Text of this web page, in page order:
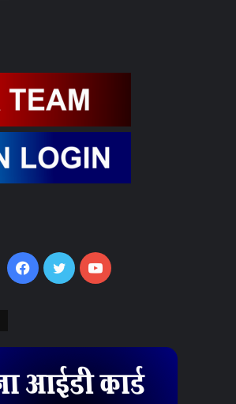
Facebook
TwitterYouTube